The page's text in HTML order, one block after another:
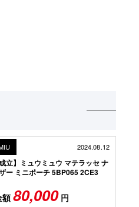
2024.08.12
成立】ミュウミュウ マテラッセ ナ
ー ミニポーチ 5BP065 2CE3
額80,000円